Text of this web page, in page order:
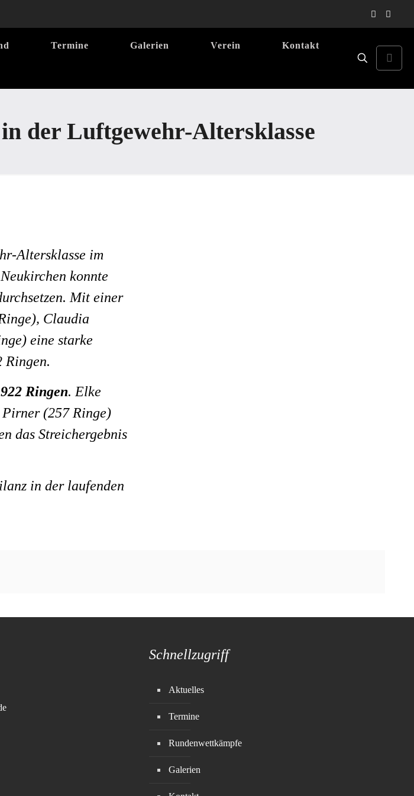
Termine Galerien Verein Kontakt
der Luftgewehr-Altersklasse
Altersklasse im
konnte
Mit einer
Claudia
eine starke
Ringen.
922 Ringen. Elke
(257 Ringe)
das Streichergebnis
in der laufenden
Schnellzugriff
Aktuelles
Termine
Rundenwettkämpfe
Galerien